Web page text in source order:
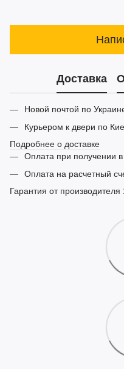
Доставка
Новой почтой по
Курьером к двери по
Подробнее о доставке
Оплата при получении
Оплата на расчетный
Гарантия от